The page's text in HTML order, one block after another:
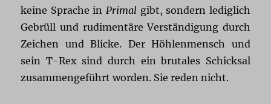
keine Sprache in Primal gibt, sondern lediglich
Gebrüll und rudimentäre Verständigung durch
Zeichen und Blicke. Der Höhlenmensch und
sein T-Rex sind durch ein brutales Schicksal
zusammengeführt worden. Sie reden nicht.